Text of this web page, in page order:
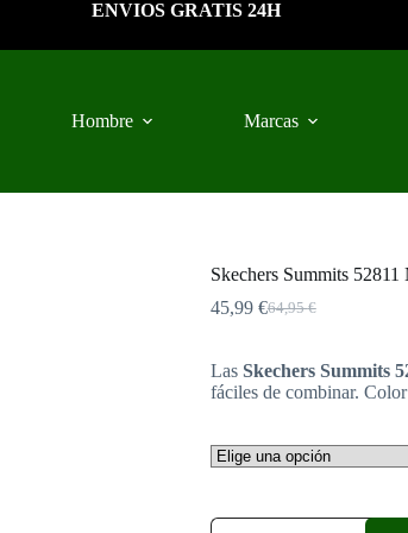
ENVIOS GRATIS 24H
Hombre Marcas
Skechers Summits
64,95€
El
original
era:
64,95 €.
45,99 €El
actual
es:
45,99 €.
Las Skechers Summits
fáciles de combinar. Color
Skechers